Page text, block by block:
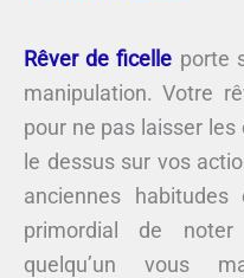
Rêver de ficelle porte
manipulation. Votre
pour ne pas laisser
le dessus sur vos
anciennes
primordial de
quelqu’un vous